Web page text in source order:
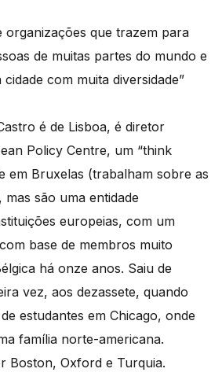
organizações que trazem para
de muitas partes do mundo e
com muita diversidade”
é de Lisboa, é diretor
Policy Centre, um “think
em Bruxelas (trabalham sobre as
são uma entidade
europeias, com um
base de membros muito
há onze anos. Saiu de
vez, aos dezassete, quando
estudantes em Chicago, onde
família norte-americana.
Boston, Oxford e Turquia.